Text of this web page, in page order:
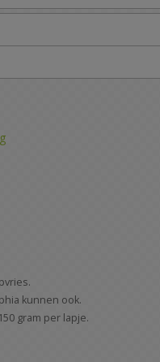
kunnen ook.
gram per lapje.